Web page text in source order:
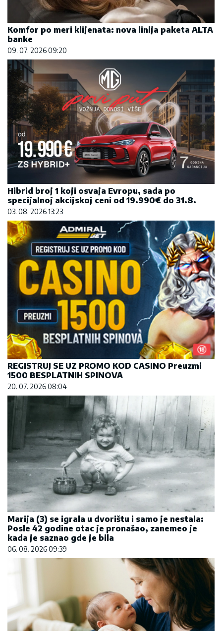
Komfor po meri klijenata: nova linija paketa ALTA
banke
09. 07. 2026 09:20
Hibrid broj 1 koji osvaja Evropu, sada po
specijalnoj akcijskoj ceni od 19.990€ do 31.8.
03. 08. 2026 13:23
REGISTRUJ SE UZ PROMO KOD CASINO Preuzmi
1500 BESPLATNIH SPINOVA
20. 07. 2026 08:04
Marija (3) se igrala u dvorištu i samo je nestala:
Posle 42 godine otac je pronašao, zanemeo je
kada je saznao gde je bila
06. 08. 2026 09:39